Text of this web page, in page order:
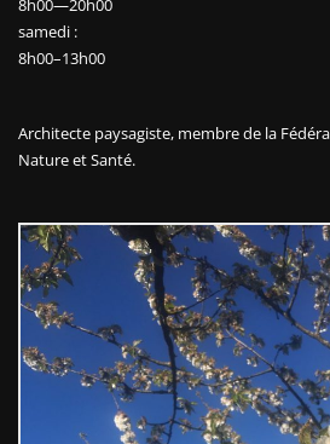
8h00—20h00
samedi :
8h00–13h00
Architecte paysagiste, membre de la
Nature et Santé.